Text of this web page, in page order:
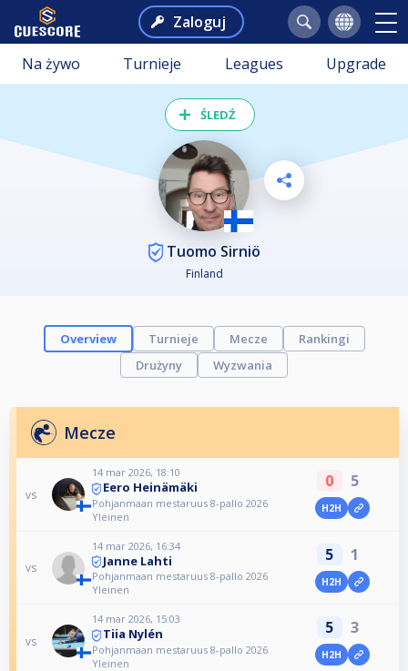
Zaloguj
Na żywo Turnieje Leagues Upgrade
ŚLEDŹ
Tuomo Sirniö
Finland
Overview Turnieje Mecze
Rankingi
Drużyny
Wyzwania
Mecze
vs
14 mar 2026, 18:10
Eero Heinämäki
Pohjanmaan mestaruus 8-pallo 2026
Yleinen
0 5
H2H
vs
14 mar 2026, 16:34
Janne Lahti
Pohjanmaan mestaruus 8-pallo 2026
Yleinen
5 1
H2H
vs
14 mar 2026, 15:03
Tiia Nylén
Pohjanmaan mestaruus 8-pallo 2026
Yleinen
5 3
H2H